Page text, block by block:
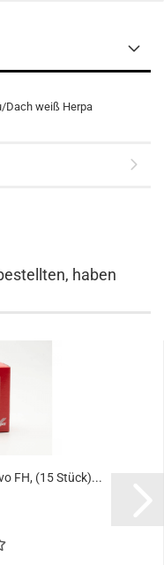
Dach weiß Herpa
haben
FH, (15 Stück)...